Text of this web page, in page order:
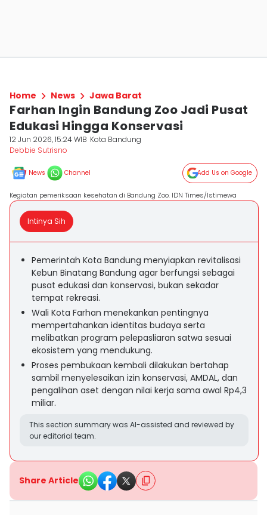
Home News Jawa Barat
Farhan Ingin Bandung Zoo Jadi Pusat
Edukasi Hingga Konservasi
12 Jun 2026, 15:24 WIB Kota Bandung
Debbie Sutrisno
News Channel Add Us on Google
Kegiatan pemeriksaan kesehatan di Bandung Zoo. IDN Times/Istimewa
Intinya Sih
Pemerintah Kota Bandung menyiapkan revitalisasi
Kebun Binatang Bandung agar berfungsi sebagai
pusat edukasi dan konservasi, bukan sekadar
tempat rekreasi.
Wali Kota Farhan menekankan pentingnya
mempertahankan identitas budaya serta
melibatkan program pelepasliaran satwa sesuai
ekosistem yang mendukung.
Proses pembukaan kembali dilakukan bertahap
sambil menyelesaikan izin konservasi, AMDAL, dan
pengalihan aset dengan nilai kerja sama awal Rp4,3
miliar.
This section summary was AI-assisted and reviewed by
our editorial team.
Share Article